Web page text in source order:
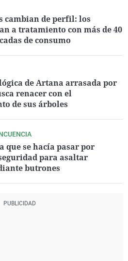
cambian de perfil: los
a tratamiento con más de 40
de consumo
de Artana arrasada por
renacer con el
de sus árboles
que se hacía pasar por
para asaltar
butrones